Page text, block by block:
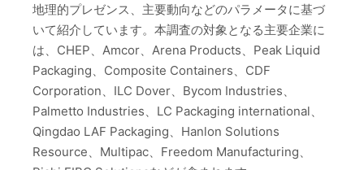
地理的プレゼンス、主要動向などのパラメータに基づ
いて紹介しています。本調査の対象となる主要企業に
は、CHEP、Amcor、Arena Products、Peak Liquid
Packaging、Composite Containers、CDF
Corporation、ILC Dover、Bycom Industries、
Palmetto Industries、LC Packaging international、
Qingdao LAF Packaging、Hanlon Solutions
Resource、Multipac、Freedom Manufacturing、